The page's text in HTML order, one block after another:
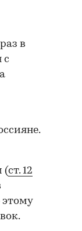
в
с
(ст. 12